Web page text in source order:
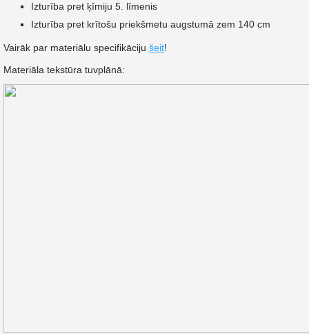
Izturība pret ķīmiju 5. līmenis
Izturība pret krītošu priekšmetu augstumā zem 140 cm
Vairāk par materiālu specifikāciju šeit!
Materiāla tekstūra tuvplānā: